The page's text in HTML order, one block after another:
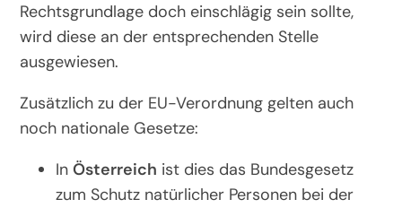
Rechtsgrundlage doch einschlägig sein sollte,
wird diese an der entsprechenden Stelle
ausgewiesen.
Zusätzlich zu der EU-Verordnung gelten auch
noch nationale Gesetze:
InÖsterreich ist dies das Bundesgesetz
zum Schutz natürlicher Personen bei der